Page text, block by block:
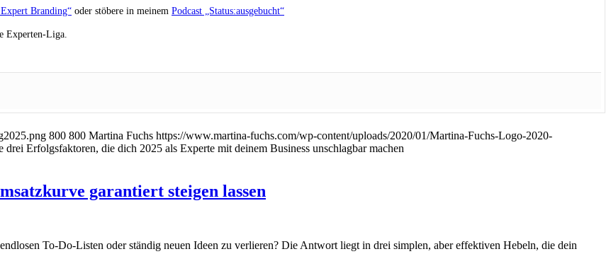
Branding“ oder stöbere in meinem Podcast „Status:ausgebucht“
Experten-Liga.
800 800 Martina Fuchs https://www.martina-fuchs.com/wp-content/uploads/2020/01/Martina-Fuchs-Logo-2020-
drei Erfolgsfaktoren, die dich 2025 als Experte mit deinem Business unschlagbar machen
garantiert steigen lassen
To-Do-Listen oder ständig neuen Ideen zu verlieren? Die Antwort liegt in drei simplen, aber effektiven Hebeln, die dein